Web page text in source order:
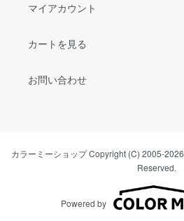
マイアカウント
カートを見る
お問い合わせ
カラーミーショップCopyright (C) 2005-2026
Reserved.
Powered by